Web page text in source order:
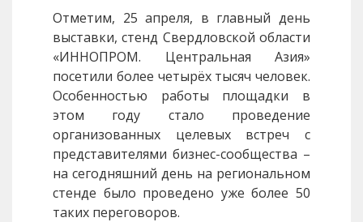
Отметим, 25 апреля, в главный день
выставки, стенд Свердловской области
«ИННОПРОМ. Центральная Азия»
посетили более четырёх тысяч человек.
Особенностью работы площадки в
этом году стало проведение
организованных целевых встреч с
представителями бизнес-сообщества –
на сегодняшний день на региональном
стенде было проведено уже более 50
таких переговоров.